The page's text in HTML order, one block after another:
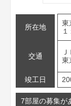
所在地
東
交通
東
竣工日
7部屋の募集が